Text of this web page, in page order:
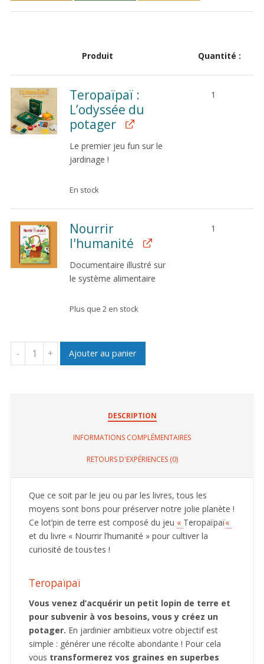
Produit Quantité :
Teropaïpaï :
L’odyssée du
potager
Le premier jeu fun sur le
jardinage !
En stock
1
Nourrir
l'humanité
Documentaire illustré sur
le système alimentaire
Plus que 2 en stock
1
Ajouter au panier
DESCRIPTION
INFORMATIONS COMPLÉMENTAIRES
RETOURS D'EXPÉRIENCES (0)
Que ce soit par le jeu ou par les livres, tous les
moyens sont bons pour préserver notre jolie planète !
Ce lot’pin de terre est composé du jeu « Teropaïpaï«
et du livre « Nourrir l’humanité » pour cultiver la
curiosité de tous·tes !
Teropaïpaï
Vous venez d’acquérir un petit lopin de terre et
pour subvenir à vos besoins, vous y créez un
potager. En jardinier ambitieux votre objectif est
simple : générer une récolte abondante ! Pour cela
vous transformerez vos graines en superbes